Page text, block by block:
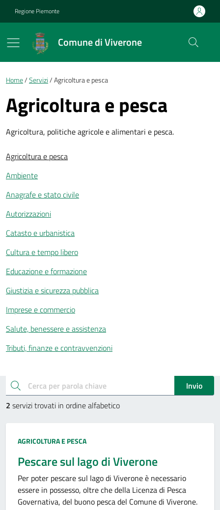
Regione Piemonte
Comune di Viverone
Briciole di pane
Home Servizi Agricoltura e pesca
Agricoltura e pesca
Agricoltura, politiche agricole e alimentari e pesca.
Agricoltura e pesca
Ambiente
Anagrafe e stato civile
Autorizzazioni
Catasto e urbanistica
Cultura e tempo libero
Educazione e formazione
Giustizia e sicurezza pubblica
Imprese e commercio
Salute, benessere e assistenza
Tributi, finanze e contravvenzioni
Esplora tutti i servizi
cerca
Invio
2 servizi trovati in ordine alfabetico
Categoria:
AGRICOLTURA E PESCA
Pescare sul lago di Viverone
Per poter pescare sul lago di Viverone è necessario
essere in possesso, oltre che della Licenza di Pesca
Governativa, del buono pesca del Comune di Viverone.